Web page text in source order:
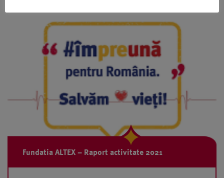
Fundatia ALTEX – Raport activitate 2021